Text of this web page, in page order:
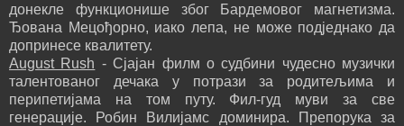
донекле функционише због Бардемовог магнетизма.
Ђована Мецођорно, иако лепа, не може подједнако да
допринесе квалитету.
August Rush - Сјајан филм о судбини чудесно музички
талентованог дечака у потрази за родитељима и
перипетијама на том путу. Фил-гуд муви за све
генерације. Робин Вилијамс доминира. Препорука за